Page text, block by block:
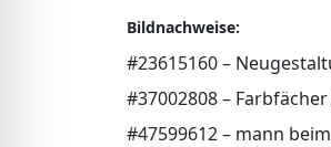
Bildnachweise:
#23615160 –
#37002808 –
#47599612 – mann